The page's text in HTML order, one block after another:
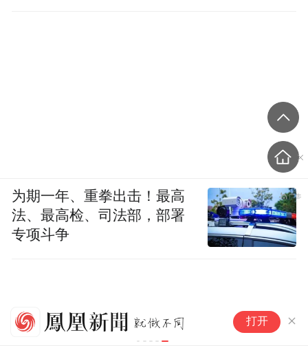
打开
为期一年、重拳出击！最高
法、最高检、司法部，部署
专项斗争